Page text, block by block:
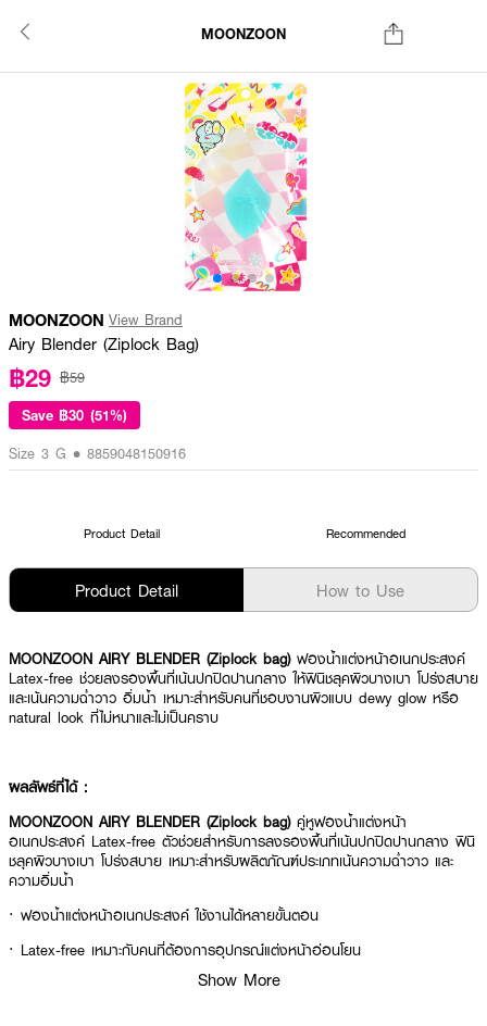
MOONZOON
MOONZOON View Brand
Airy Blender (Ziplock Bag)
฿29 ฿59
Save ฿30 (51%)
Size 3 G • 8859048150916
Product Detail Recommended
Product Detail How to Use
MOONZOON AIRY BLENDER (Ziplock bag) ฟองน้ำแต่งหน้าอเนกประสงค์
Latex-free ช่วยลงรองพื้นที่เน้นปกปิดปานกลาง ให้ฟินิชลุคผิวบางเบา โปร่งสบาย
และเน้นความฉ่ำวาว อิ่มน้ำ เหมาะสำหรับคนที่ชอบงานผิวแบบ dewy glow หรือ
natural look ที่ไม่หนาและไม่เป็นคราบ
ผลลัพธ์ที่ได้ :
MOONZOON AIRY BLENDER (Ziplock bag) คู่หูฟองน้ำแต่งหน้า
อเนกประสงค์ Latex-free ตัวช่วยสำหรับการลงรองพื้นที่เน้นปกปิดปานกลาง ฟินิ
ชลุคผิวบางเบา โปร่งสบาย เหมาะสำหรับผลิตภัณฑ์ประเภทเน้นความฉ่ำวาว และ
ความอิ่มน้ำ
· ฟองน้ำแต่งหน้าอเนกประสงค์ ใช้งานได้หลายขั้นตอน
· Latex-free เหมาะกับคนที่ต้องการอุปกรณ์แต่งหน้าอ่อนโยน
· ช่วยเกลี่ยรองพื้นที่เน้นปกปิดปานกลางให้เรียบเนียน
Show More